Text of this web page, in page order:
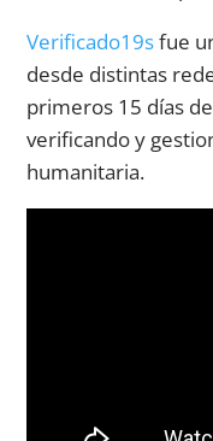
Verificado19sfue
desde distintas
primeros 15 días
verificando y
humanitaria.